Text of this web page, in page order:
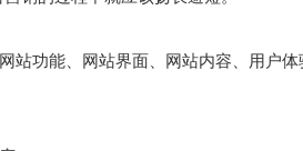
站功能、网站界面、网站内容、用户体